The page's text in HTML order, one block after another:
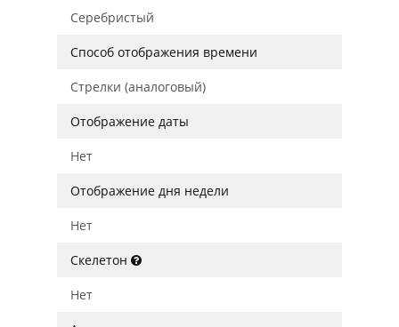
Серебристый
Способ отображения времени
Стрелки (аналоговый)
Отображение даты
Нет
Отображение дня недели
Нет
Скелетон
Нет